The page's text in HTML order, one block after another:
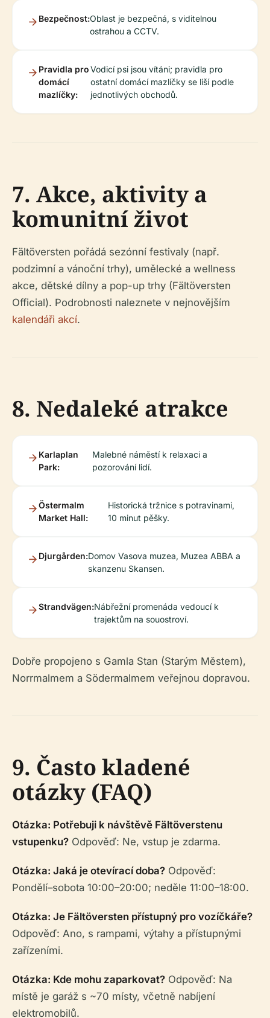
Bezpečnost:Oblast je bezpečná, s viditelnou
ostrahou a CCTV.
Pravidla pro
domácí
mazlíčky:
Vodicí psi jsou vítáni; pravidla pro
ostatní domácí mazlíčky se liší podle
jednotlivých obchodů.
7. Akce, aktivity a
komunitní život
Fältöversten pořádá sezónní festivaly (např.
podzimní a vánoční trhy), umělecké a wellness
akce, dětské dílny a pop-up trhy (Fältöversten
Official). Podrobnosti naleznete v nejnovějším
kalendáři akcí.
8. Nedaleké atrakce
Karlaplan
Park:
Malebné náměstí k relaxaci a
pozorování lidí.
Östermalm
Market Hall:
Historická tržnice s potravinami,
10 minut pěšky.
Djurgården:Domov Vasova muzea, Muzea ABBA a
skanzenu Skansen.
Strandvägen:Nábřežní promenáda vedoucí k
trajektům na souostroví.
Dobře propojeno s Gamla Stan (Starým Městem),
Norrmalmem a Södermalmem veřejnou dopravou.
9. Často kladené
otázky (FAQ)
Otázka: Potřebuji k návštěvě Fältöverstenu
vstupenku? Odpověď: Ne, vstup je zdarma.
Otázka: Jaká je otevírací doba? Odpověď:
Pondělí–sobota 10:00–20:00; neděle 11:00–18:00.
Otázka: Je Fältöversten přístupný pro vozíčkáře?
Odpověď: Ano, s rampami, výtahy a přístupnými
zařízeními.
Otázka: Kde mohu zaparkovat? Odpověď: Na
místě je garáž s ~70 místy, včetně nabíjení
elektromobilů.